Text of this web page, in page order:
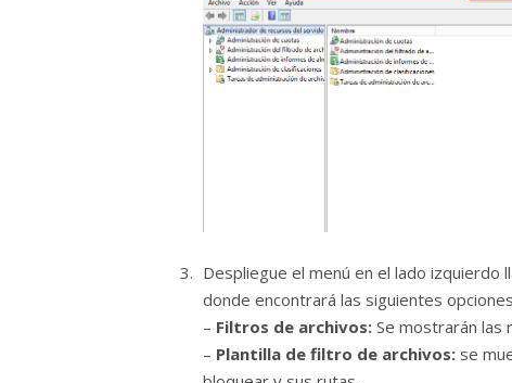
Despliegue el menú en el lado izquierdo
donde encontrará las siguientes
– Filtros de archivos: Se mostrarán las
– Plantilla de filtro de archivos: se